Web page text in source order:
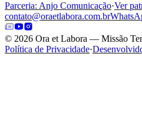
Parceria: Anjo Comunicação·Ver
contato@oraetlabora.com.br
© 2026 Ora et Labora — Missão
Política de Privacidade·